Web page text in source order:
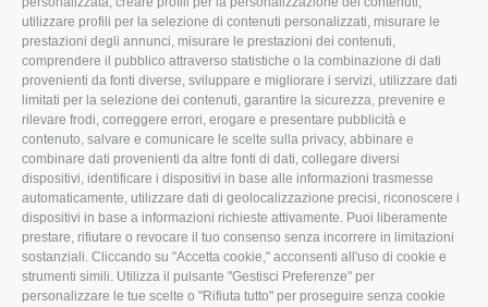
utilizzare profili per la selezione di contenuti personalizzati, misurare le
prestazioni degli annunci, misurare le prestazioni dei contenuti,
comprendere il pubblico attraverso statistiche o la combinazione di dati
provenienti da fonti diverse, sviluppare e migliorare i servizi, utilizzare dati
limitati per la selezione dei contenuti, garantire la sicurezza, prevenire e
rilevare frodi, correggere errori, erogare e presentare pubblicità e
contenuto, salvare e comunicare le scelte sulla privacy, abbinare e
combinare dati provenienti da altre fonti di dati, collegare diversi
dispositivi, identificare i dispositivi in base alle informazioni trasmesse
automaticamente, utilizzare dati di geolocalizzazione precisi, riconoscere i
dispositivi in base a informazioni richieste attivamente. Puoi liberamente
prestare, rifiutare o revocare il tuo consenso senza incorrere in limitazioni
sostanziali. Cliccando su "Accetta cookie," acconsenti all'uso di cookie e
strumenti simili. Utilizza il pulsante "Gestisci Preferenze" per
personalizzare le tue scelte o "Rifiuta tutto" per proseguire senza cookie
I Nostri Servizi
Uffici della Sede
provinciale
Le Sedi di Zona
Agricoltori S.r.l.
Whistleblowing
Confagricoltura Rovigo e
Agricoltori srl
Ambiente
Associazione
CONFAGRICOLTURA
ATTIVA
Notizie in evidenza
Eventi
Comunicati Stampa
Video